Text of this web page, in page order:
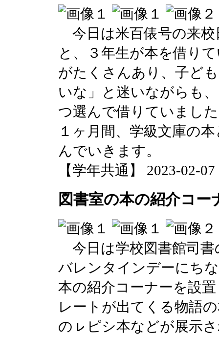
今日は米百俵号の来校
と、３年生が本を借り
がたくさんあり、子ど
いな」と迷いながらも
つ選んで借りていまし
１ヶ月間、学級文庫の
んでいきます。
【学年共通】 2023-02-
図書室の本の紹介コー
今日は学校図書館司書
バレンタインデーにち
本の紹介コーナーを設
レートが出てくる物語
のㇾピシ本などが展示